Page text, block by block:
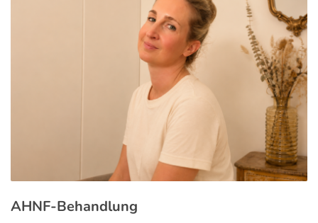
AHNF-Behandlung